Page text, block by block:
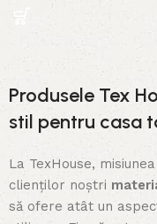
Produsele Tex
stil pentru casa
La TexHouse,
clienților noștri
să ofere atât un